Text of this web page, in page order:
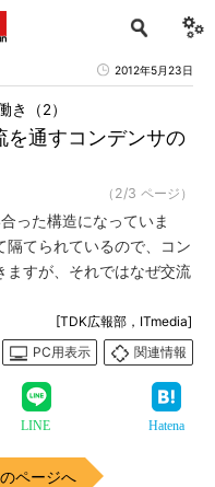
2012年5月23日
を通すコンデンサの
き（2）
（2/3 ページ）
った構造になっていま
隔てられているので、コン
ますが、それではなぜ交流
[TDK広報部，ITmedia]
PC用表示
関連情報
LINE Hatena
ページへ